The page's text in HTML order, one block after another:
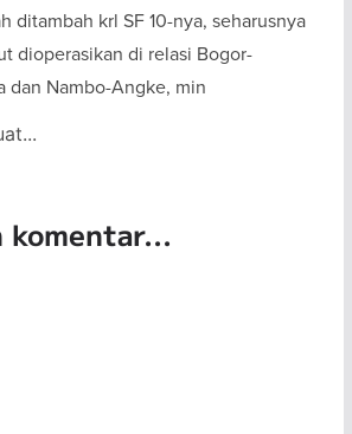
ditambah krl SF 10-nya, seharusnya
dioperasikan di relasi Bogor-
dan Nambo-Angke, min
komentar...